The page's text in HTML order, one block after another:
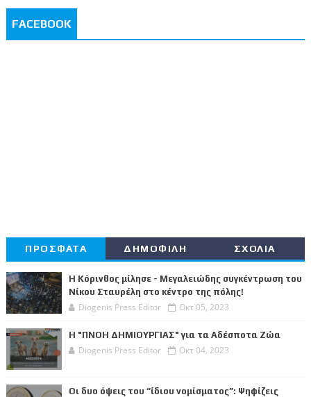
FACEBOOK
ΠΡΟΣΦΑΤΑ ΔΗΜΟΦΙΛΗ ΣΧΟΛΙΑ
Η Κόρινθος μίλησε - Μεγαλειώδης συγκέντρωση του
Νίκου Σταυρέλη στο κέντρο της πόλης!
Diogenis Press Editor Οκτ 05, 2023
Η "ΠΝΟΗ ΔΗΜΙΟΥΡΓΙΑΣ" για τα Αδέσποτα Ζώα
Diogenis Press Editor Οκτ 04, 2023
Οι δυο όψεις του “ίδιου νομίσματος”: Ψηφίζεις